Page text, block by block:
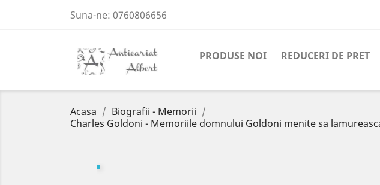
Suna-ne: 0760806656
PRODUSE NOI REDUCERI DE PRET
Acasa
Biografii - Memorii
Charles Goldoni - Memoriile domnului Goldoni menite sa